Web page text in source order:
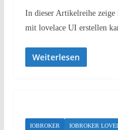
In dieser Artikelreihe
mit lovelace UI erstellen
Weiterlesen
IOBROKER IOBROKER